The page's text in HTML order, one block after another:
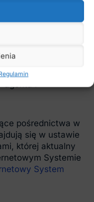
podstawy prawne.
prawne
pośrednictwa w
się w ustawie
której aktualny
Systemie
System